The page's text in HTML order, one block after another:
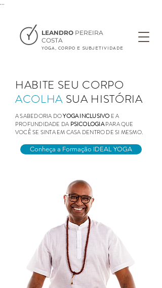
LEANDRO PEREIRA
COSTA
YOGA, CORPO E SUBJETIVIDADE
HABITE SEU CORPO
ACOLHA SUA HISTÓRIA
A SABEDORIA DOYOGA INCLUSIVO E A
PROFUNDIDADE DA PSICOLOGIAPARA QUE
VOCÊ SE SINTA EM CASA DENTRO DE SI MESMO.
Conheça a Formação IDEAL YOGA